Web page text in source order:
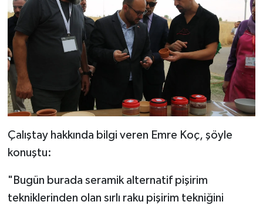
Çalıştay hakkında bilgi veren Emre Koç, şöyle
konuştu:
"Bugün burada seramik alternatif pişirim
tekniklerinden olan sırlı raku pişirim tekniğini